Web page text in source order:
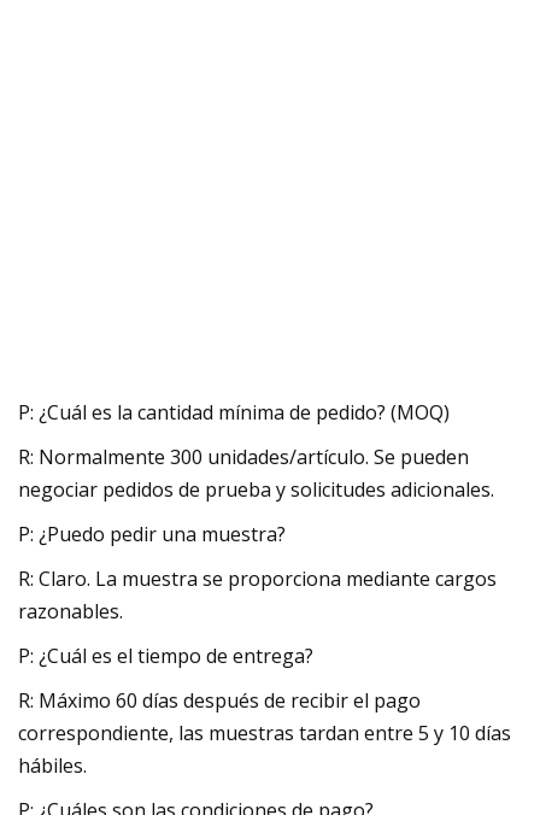
P: ¿Cuál es la cantidad mínima de pedido? (MOQ)
R: Normalmente 300 unidades/artículo. Se pueden
negociar pedidos de prueba y solicitudes adicionales.
P: ¿Puedo pedir una muestra?
R: Claro. La muestra se proporciona mediante cargos
razonables.
P: ¿Cuál es el tiempo de entrega?
R: Máximo 60 días después de recibir el pago
correspondiente, las muestras tardan entre 5 y 10 días
hábiles.